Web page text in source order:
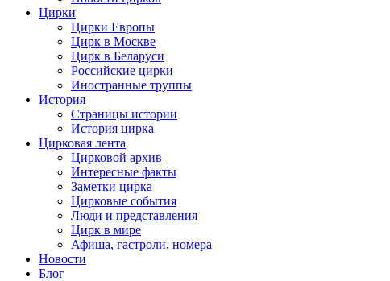
Цирки
Цирки Европы
Цирк в Москве
Цирк в Беларуси
Российские цирки
Иностранные труппы
История
Страницы истории
История цирка
Цирковая лента
Цирковой архив
Интересные факты
Заметки цирка
Цирковые события
Люди и представления
Цирк в мире
Афиша, гастроли, номера
Новости
Блог